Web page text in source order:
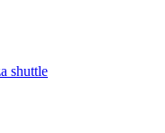
shuttle